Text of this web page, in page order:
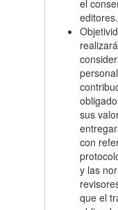
el
editores.
sus
con
y las
que el